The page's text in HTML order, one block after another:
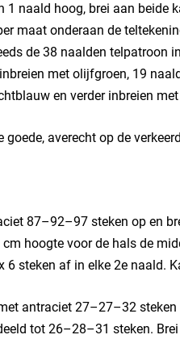
1 naald hoog, brei aan beide
maat onderaan de
de 38 naalden telpatroon
met olijfgroen, 19
en verder inbreien
goede, averecht op de
87–92–97 steken op en
hoogte voor de hals de
6 steken af in elke 2e naald.
antraciet 27–27–32 steken
tot 26–28–31 steken.